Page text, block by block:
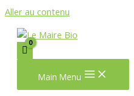
Aller au contenu
Main Menu